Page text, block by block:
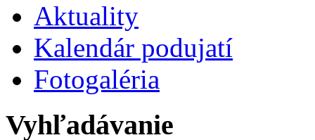
Aktuality
Kalendár podujatí
Fotogaléria
Vyhľadávanie